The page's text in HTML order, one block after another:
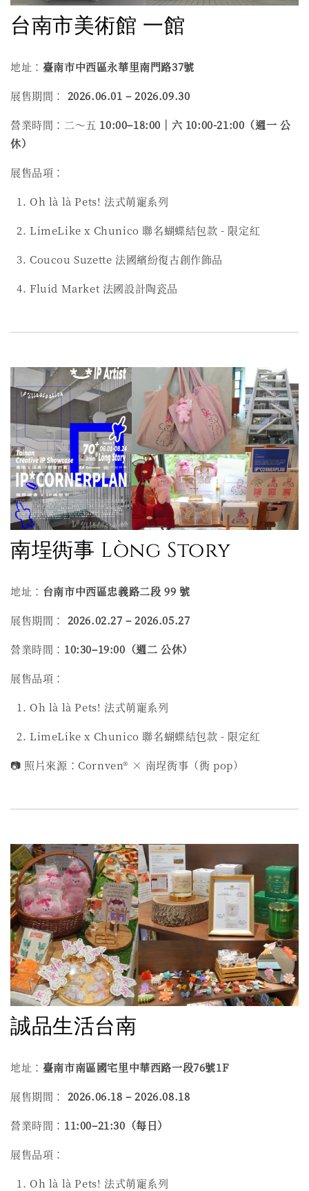
台南市美術館 一館
地址： 臺南市中西區永華里南門路37號
展售期間： 2026.06.01 – 2026.09.30
營業時間：二～五 10:00–18:00｜六 10:00-21:00 （週一 公
休）
展售品項：
1. Oh là là Pets! 法式萌寵系列
2. LimeLike x Chunico 聯名蝴蝶結包款 - 限定紅
3. Coucou Suzette 法國繽紛復古創作飾品
4. Fluid Market 法國設計陶瓷品
南埕衖事 Lòng Story
地址： 台南市中西區忠義路二段 99 號
展售期間： 2026.02.27 – 2026.05.27
營業時間： 10:30–19:00 （週二 公休）
展售品項：
1. Oh là là Pets! 法式萌寵系列
2. LimeLike x Chunico 聯名蝴蝶結包款 - 限定紅
📷 照片來源：Cornven® × 南埕衖事（衖 pop）
誠品生活台南
地址： 臺南市南區國宅里中華西路一段76號1F
展售期間： 2026.06.18 – 2026.08.18
營業時間： 11:00–21:30 （每日）
展售品項：
1. Oh là là Pets! 法式萌寵系列